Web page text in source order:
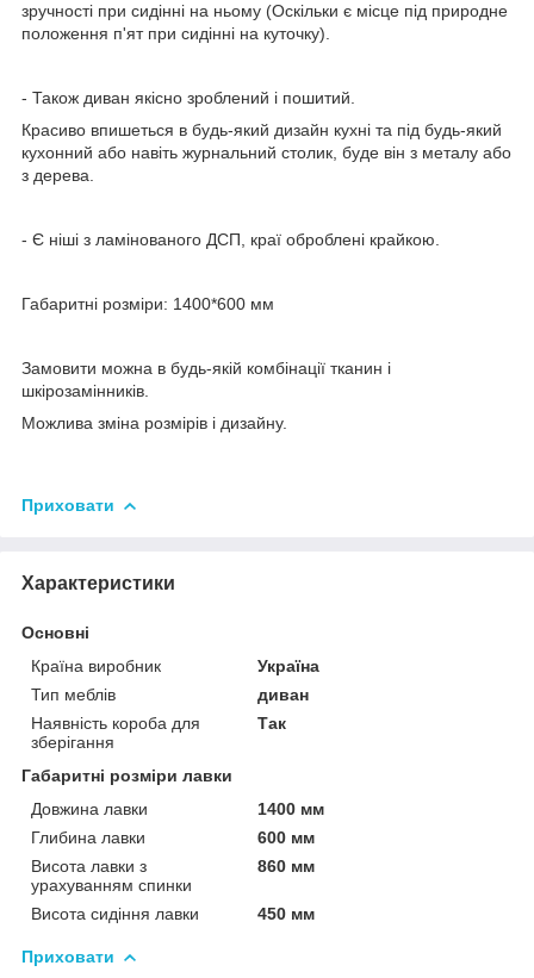
зручності при сидінні на ньому (Оскільки є місце під природне
положення п'ят при сидінні на куточку).
- Також диван якісно зроблений і пошитий.
Красиво впишеться в будь-який дизайн кухні та під будь-який
кухонний або навіть журнальний столик, буде він з металу або
з дерева.
- Є ніші з ламінованого ДСП, краї оброблені крайкою.
Габаритні розміри: 1400*600 мм
Замовити можна в будь-якій комбінації тканин і
шкірозамінників.
Можлива зміна розмірів і дизайну.
Приховати
Характеристики
Основні
Країна виробник
Україна
Тип меблів
диван
Наявність короба для
зберігання
Так
Габаритні розміри лавки
Довжина лавки
1400 мм
Глибина лавки
600 мм
Висота лавки з
урахуванням спинки
860 мм
Висота сидіння лавки 450 мм
Приховати